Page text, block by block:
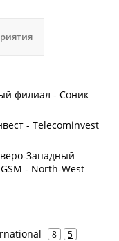
филиал - Соник
- Telecominvest
Западный
- North-West
8 5